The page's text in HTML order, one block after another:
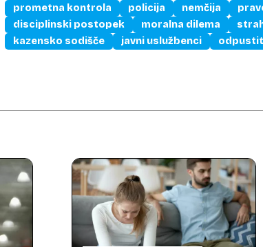
prometna kontrola policija nemčija
disciplinski postopek
moralna dilema
kazensko sodišče
javni uslužbenci